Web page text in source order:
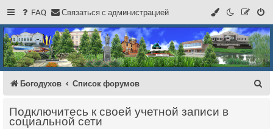
FAQ Связаться с администрацией
Регистрация
Форум Богодухова
Богодухов
Богодухов Список форумов
Подключитесь к своей учетной записи в
социальной сети